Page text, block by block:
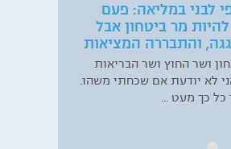
לבני במליאה: פעם
מר ביטחון אבל
והתבררה המציאות
ושר החוץ ושר הבריאות
לא יודעת אם שכחתי משהו.
כך מעט ...